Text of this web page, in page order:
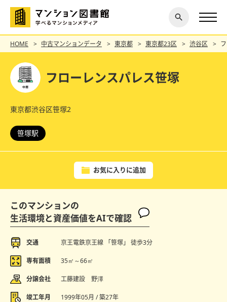
探す
閉じ
る
HOME 中古マンションデータ 東京都 東京都23区 渋谷区
フローレンスパレス笹塚
東京都渋谷区笹塚2
笹塚駅
お気に入りに追加
このマンションの
生活環境と資産価値をAIで確認
交通 京王電鉄京王線 「笹塚」 徒歩3分
専有面積 35㎡～66㎡
分譲会社 工藤建設 野澤
竣工年月 1999年05月 / 築27年